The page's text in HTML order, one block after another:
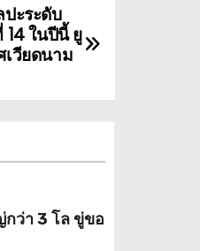
ะระดับ
ในปีนี้ ยู
เวียดนาม
ว่า 3 โล ขู่ขอ